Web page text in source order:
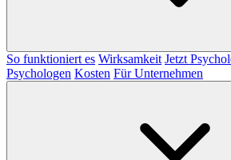
So funktioniert es Wirksamkeit Jetzt
Psychologen Kosten Für Unternehmen